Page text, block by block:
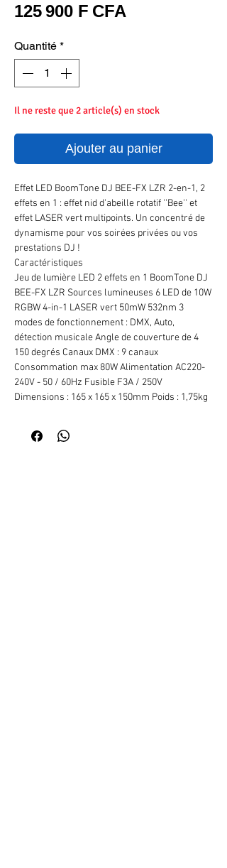
125 900 F CFA
Quantité *
Il ne reste que 2 article(s) en stock
Ajouter au panier
Effet LED BoomTone DJ BEE-FX LZR 2-en-1, 2
effets en 1 : effet nid d'abeille rotatif ''Bee'' et
effet LASER vert multipoints. Un concentré de
dynamisme pour vos soirées privées ou vos
prestations DJ !
Caractéristiques
Jeu de lumière LED 2 effets en 1 BoomTone DJ
BEE-FX LZR Sources lumineuses 6 LED de 10W
RGBW 4-in-1 LASER vert 50mW 532nm 3
modes de fonctionnement : DMX, Auto,
détection musicale Angle de couverture de 4
150 degrés Canaux DMX : 9 canaux
Consommation max 80W Alimentation AC220-
240V - 50 / 60Hz Fusible F3A / 250V
Dimensions : 165 x 165 x 150mm Poids : 1,75kg